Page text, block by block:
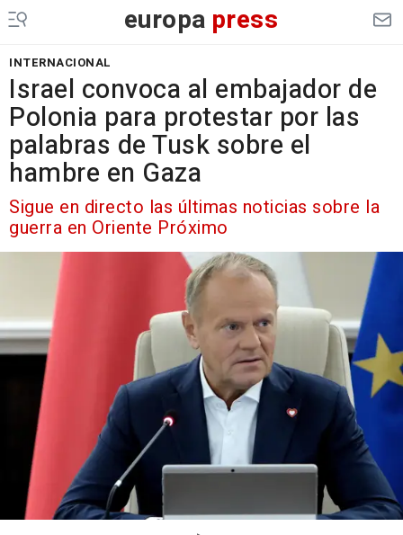
europa press
INTERNACIONAL
Israel convoca al embajador de
Polonia para protestar por las
palabras de Tusk sobre el
hambre en Gaza
Sigue en directo las últimas noticias sobre la
guerra en Oriente Próximo